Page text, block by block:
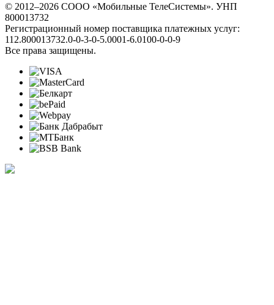
© 2012–2026 СООО «Мобильные ТелеСистемы». УНП
800013732
Регистрационный номер поставщика платежных услуг:
112.800013732.0-0-3-0-5.0001-6.0100-0-0-9
Все права защищены.